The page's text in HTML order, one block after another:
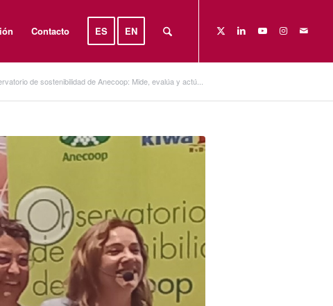
Contacto ES EN
de sostenibilidad de Anecoop: Mide, evalúa y actú...